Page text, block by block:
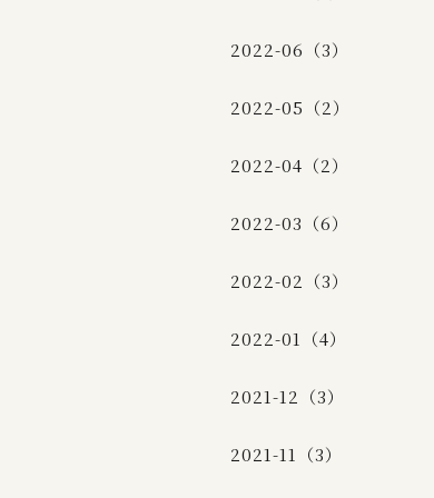
2022-06（3）
2022-05（2）
2022-04（2）
2022-03（6）
2022-02（3）
2022-01（4）
2021-12（3）
2021-11（3）